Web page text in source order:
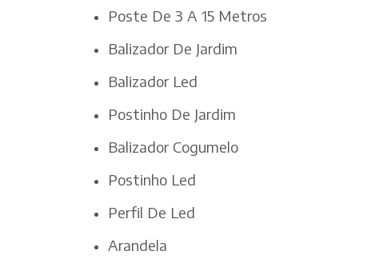
Poste De 3 A 15 Metros
Balizador De Jardim
Balizador Led
Postinho De Jardim
Balizador Cogumelo
Postinho Led
Perfil De Led
Arandela